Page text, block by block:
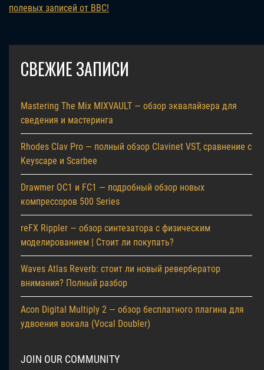
полевых записей от BBC!
СВЕЖИЕ ЗАПИСИ
Mastering The Mix MIXVAULT — обзор эквалайзера для
сведения и мастеринга
Rhodes Clav Pro — полный обзор Clavinet VST, сравнение с
Keyscape и Scarbee
Drawmer OC1 и FC1 — подробный обзор новых
компрессоров 500 Series
reFX Rippler — обзор синтезатора с физическим
моделированием | Стоит ли покупать?
Waves Atlas Reverb: стоит ли новый ревербератор
внимания? Полный разбор
Acon Digital Multiply 2 — обзор бесплатного плагина для
удвоения вокала (Vocal Doubler)
JOIN OUR COMMUNITY